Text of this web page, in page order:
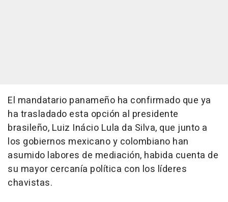
El mandatario panameño ha confirmado que ya
ha trasladado esta opción al presidente
brasileño, Luiz Inácio Lula da Silva, que junto a
los gobiernos mexicano y colombiano han
asumido labores de mediación, habida cuenta de
su mayor cercanía política con los líderes
chavistas.